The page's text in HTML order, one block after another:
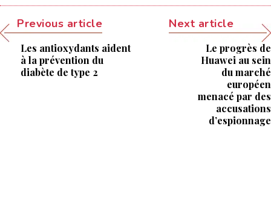
Previous article
Les antioxydants aident
à la prévention du
diabète de type 2
Next article
Le progrès de
Huawei au sein
du marché
européen
menacé par des
accusations
d’espionnage